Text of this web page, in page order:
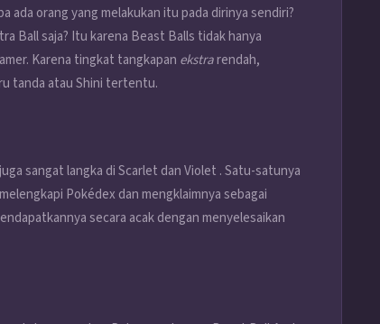
ada orang yang melakukan itu pada dirinya sendiri?
Ball saja? Itu karena Beast Balls tidak hanya
Karena tingkat tangkapan ekstrarendah,
tanda atau Shini tertentu.
sangat langka di Scarlet dan Violet . Satu-satunya
Pokédex dan mengklaimnya sebagai
secara acak dengan menyelesaikan